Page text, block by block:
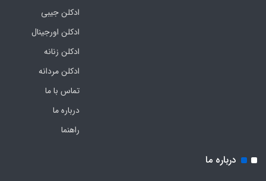
ادکلن جیبی
ادکلن اورجینال
ادکلن زنانه
ادکلن مردانه
تماس با ما
درباره ما
راهنما
درباره ما